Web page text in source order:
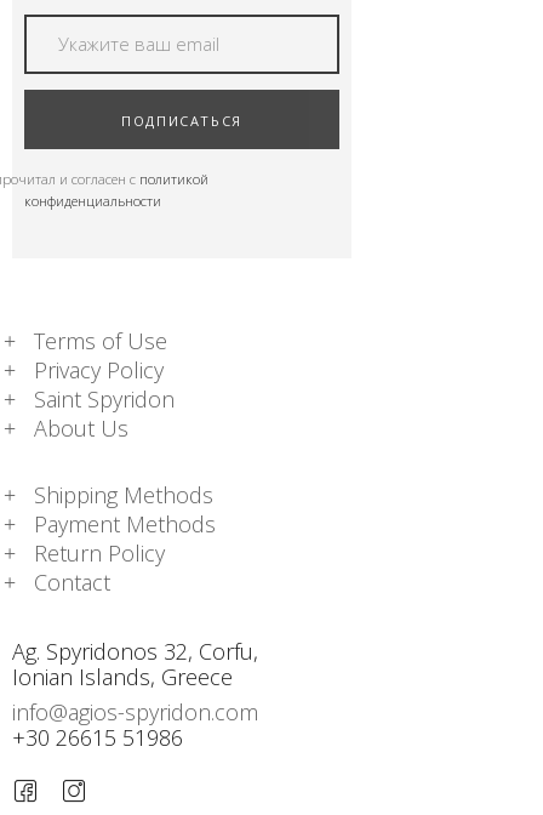
ПОДПИСАТЬСЯ
и согласен с политикой
конфиденциальности
Terms of Use
Privacy Policy
Saint Spyridon
About Us
Shipping Methods
Payment Methods
Return Policy
Contact
Ag. Spyridonos 32, Corfu,
Ionian Islands, Greece
info@agios-spyridon.com
+30 26615 51986